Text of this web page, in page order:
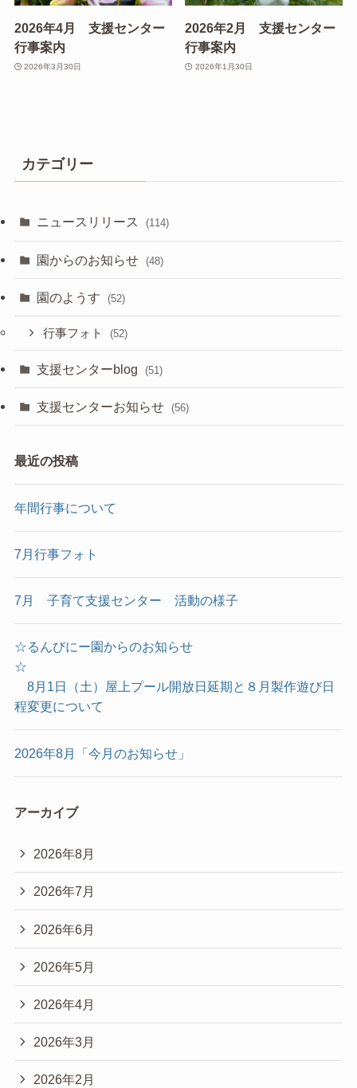
2026年4月 支援センター
行事案内
2026年3月30日
2026年2月 支援センター
行事案内
2026年1月30日
カテゴリー
ニュースリリース (114)
園からのお知らせ (48)
園のようす (52)
行事フォト (52)
支援センターblog (51)
支援センターお知らせ (56)
最近の投稿
年間行事について
7月行事フォト
7月 子育て支援センター 活動の様子
☆るんびにー園からのお知らせ
☆
8月1日（土）屋上プール開放日延期と８月製作遊び日
程変更について
2026年8月「今月のお知らせ」
アーカイブ
2026年8月
2026年7月
2026年6月
2026年5月
2026年4月
2026年3月
2026年2月